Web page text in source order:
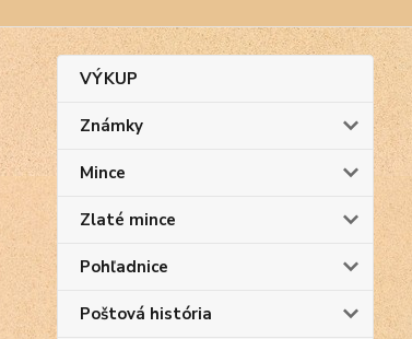
VÝKUP
Známky
Mince
Zlaté mince
Pohľadnice
Poštová história